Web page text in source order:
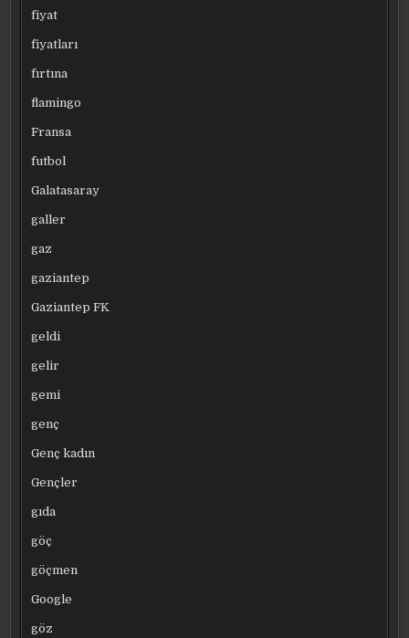
fiyat
fiyatları
fırtına
flamingo
Fransa
futbol
Galatasaray
galler
gaz
gaziantep
Gaziantep FK
geldi
gelir
gemi
genç
Genç kadın
Gençler
gıda
göç
göçmen
Google
göz